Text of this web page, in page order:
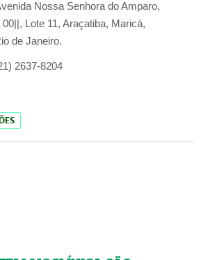
Nossa Senhora do Amparo,
Lote 11, Araçatiba, Maricá,
de Janeiro.
2637-8204